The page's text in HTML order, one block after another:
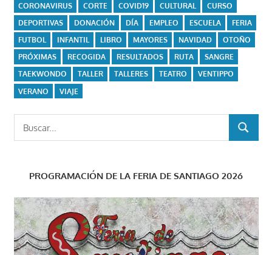
CORONAVIRUS
CORTE COVID19 CULTURAL
CURSO
DEPORTIVAS
DONACIÓN DÍA EMPLEO ESCUELA
FERIA
FUTBOL
INFANTIL LIBRO MAYORES NAVIDAD
OTOÑO
PRÓXIMAS
RECOGIDA RESULTADOS RUTA
SANGRE
TAEKWONDO
TALLER TALLERES TEATRO
VENTIPPO
VERANO
VIAJE
BUSCAR
PROGRAMACIÓN DE LA FERIA DE SANTIAGO 2026